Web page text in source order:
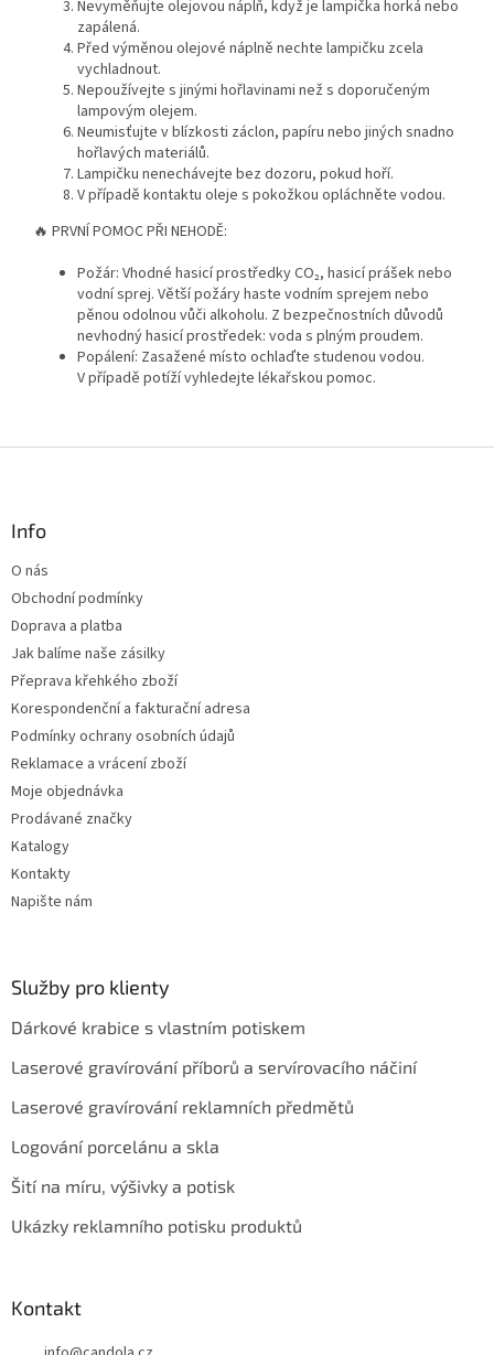
Nevyměňujte olejovou náplň, když je lampička horká nebo
zapálená.
Před výměnou olejové náplně nechte lampičku zcela
vychladnout.
Nepoužívejte s jinými hořlavinami než s doporučeným
lampovým olejem.
Neumisťujte v blízkosti záclon, papíru nebo jiných snadno
hořlavých materiálů.
Lampičku nenechávejte bez dozoru, pokud hoří.
V případě kontaktu oleje s pokožkou opláchněte vodou.
🔥 PRVNÍ POMOC PŘI NEHODĚ:
Požár: Vhodné hasicí prostředky CO₂, hasicí prášek nebo
vodní sprej. Větší požáry haste vodním sprejem nebo
pěnou odolnou vůči alkoholu. Z bezpečnostních důvodů
nevhodný hasicí prostředek: voda s plným proudem.
Popálení: Zasažené místo ochlaďte studenou vodou.
V případě potíží vyhledejte lékařskou pomoc.
Info
O nás
Obchodní podmínky
Doprava a platba
Jak balíme naše zásilky
Přeprava křehkého zboží
Korespondenční a fakturační adresa
Podmínky ochrany osobních údajů
Reklamace a vrácení zboží
Moje objednávka
Prodávané značky
Katalogy
Kontakty
Napište nám
Služby pro klienty
Dárkové krabice s vlastním potiskem
Laserové gravírování příborů a servírovacího náčiní
Laserové gravírování reklamních předmětů
Logování porcelánu a skla
Šití na míru, výšivky a potisk
Ukázky reklamního potisku produktů
Kontakt